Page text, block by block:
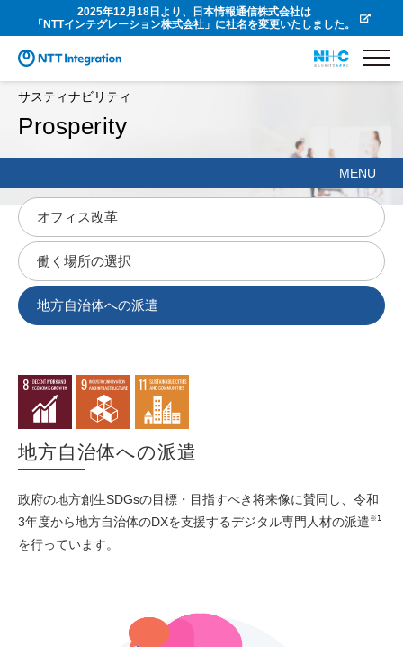
2025年12月18日より、日本情報通信株式会社は
「NTTインテグレーション株式会社」に社名を変更いたしました。
サスティナビリティ
Prosperity
MENU
オフィス改革
働く場所の選択
地方自治体への派遣
地方自治体への派遣
政府の地方創生SDGsの目標・目指すべき将来像に賛同し、令和
3年度から地方自治体のDXを支援するデジタル専門人材の派遣 ※1
を行っています。